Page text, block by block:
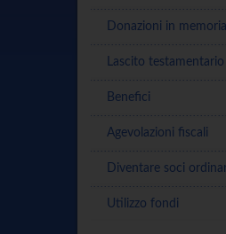
Donazioni in memoria
Lascito testamentario
Benefici
Agevolazioni fiscali
Diventare soci
Utilizzo fondi